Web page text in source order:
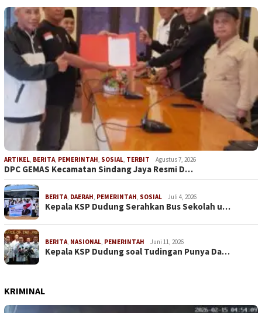
ARTIKEL, BERITA, PEMERINTAH, SOSIAL, TERBIT Agustus 7, 2026
DPC GEMAS Kecamatan Sindang Jaya Resmi D…
BERITA, DAERAH, PEMERINTAH, SOSIAL Juli 4, 2026
Kepala KSP Dudung Serahkan Bus Sekolah u…
BERITA, NASIONAL, PEMERINTAH Juni 11, 2026
Kepala KSP Dudung soal Tudingan Punya Da…
KRIMINAL